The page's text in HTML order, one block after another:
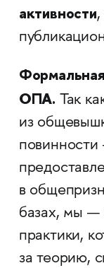
активности,
ОПА. Так
из
в
базах, мы —
практики,
за теорию,